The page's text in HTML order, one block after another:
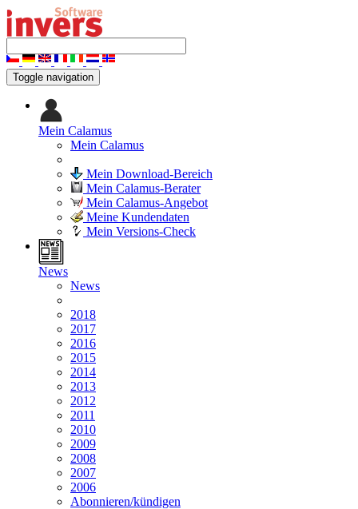
Toggle navigation
Mein Calamus
Mein Calamus
Mein Download-Bereich
Mein Calamus-Berater
Mein Calamus-Angebot
Meine Kundendaten
Mein Versions-Check
News
News
2018
2017
2016
2015
2014
2013
2012
2011
2010
2009
2008
2007
2006
Abonnieren/kündigen